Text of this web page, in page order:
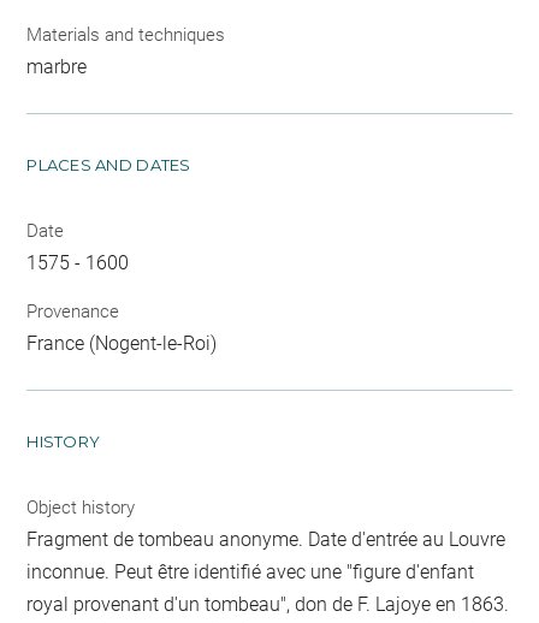
Materials and techniques
marbre
PLACES AND DATES
Date
1575 - 1600
Provenance
France (Nogent-le-Roi)
HISTORY
Object history
Fragment de tombeau anonyme. Date d'entrée au Louvre
inconnue. Peut être identifié avec une "figure d'enfant
royal provenant d'un tombeau", don de F. Lajoye en 1863.